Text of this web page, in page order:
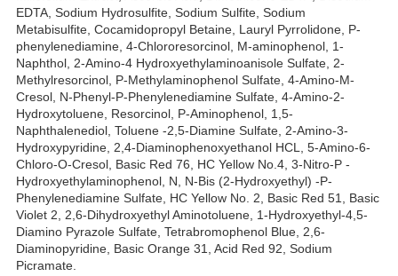
EDTA, Sodium Hydrosulfite, Sodium Sulfite, Sodium
Metabisulfite, Cocamidopropyl Betaine, Lauryl Pyrrolidone, P-
phenylenediamine, 4-Chlororesorcinol, M-aminophenol, 1-
Naphthol, 2-Amino-4 Hydroxyethylaminoanisole Sulfate, 2-
Methylresorcinol, P-Methylaminophenol Sulfate, 4-Amino-M-
Cresol, N-Phenyl-P-Phenylenediamine Sulfate, 4-Amino-2-
Hydroxytoluene, Resorcinol, P-Aminophenol, 1,5-
Naphthalenediol, Toluene -2,5-Diamine Sulfate, 2-Amino-3-
Hydroxypyridine, 2,4-Diaminophenoxyethanol HCL, 5-Amino-6-
Chloro-O-Cresol, Basic Red 76, HC Yellow No.4, 3-Nitro-P -
Hydroxyethylaminophenol, N, N-Bis (2-Hydroxyethyl) -P-
Phenylenediamine Sulfate, HC Yellow No. 2, Basic Red 51, Basic
Violet 2, 2,6-Dihydroxyethyl Aminotoluene, 1-Hydroxyethyl-4,5-
Diamino Pyrazole Sulfate, Tetrabromophenol Blue, 2,6-
Diaminopyridine, Basic Orange 31, Acid Red 92, Sodium
Picramate.